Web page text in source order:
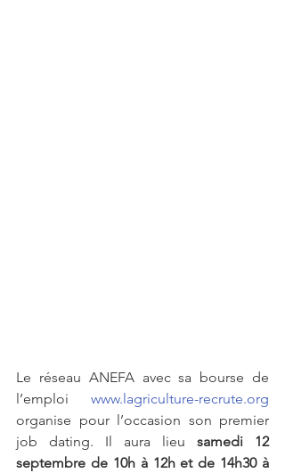
Le réseau ANEFA avec sa bourse de
l’emploi www.lagriculture-recrute.org
organise pour l’occasion son premier
job dating. Il aura lieu samedi 12
septembre de 10h à 12h et de 14h30 à